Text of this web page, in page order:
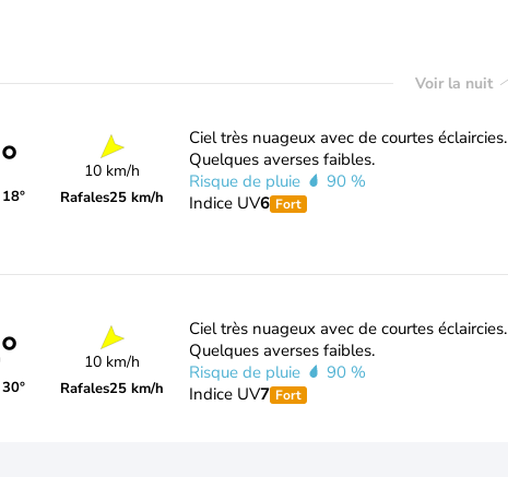
Voir la nuit
10 km/h
Rafales25 km/h
Ciel très nuageux avec de courtes éclaircies.
Quelques averses faibles.
Risque de pluie
90 %
Indice UV6 Fort
10 km/h
Rafales25 km/h
Ciel très nuageux avec de courtes éclaircies.
Quelques averses faibles.
Risque de pluie
90 %
Indice UV7 Fort